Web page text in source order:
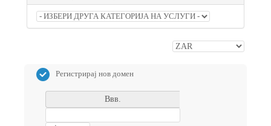
Регистрирај нов домен
Ввв.